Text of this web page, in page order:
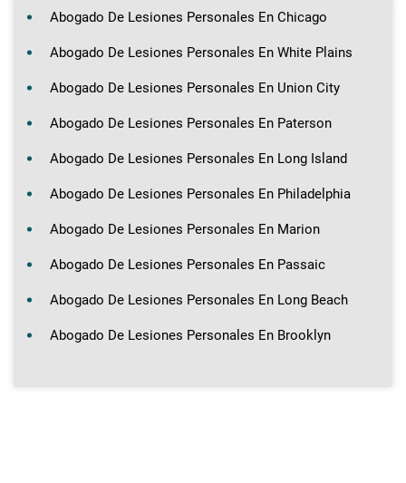
Abogado De Lesiones Personales En Chicago
Abogado De Lesiones Personales En White Plains
Abogado De Lesiones Personales En Union City
Abogado De Lesiones Personales En Paterson
Abogado De Lesiones Personales En Long Island
Abogado De Lesiones Personales En Philadelphia
Abogado De Lesiones Personales En Marion
Abogado De Lesiones Personales En Passaic
Abogado De Lesiones Personales En Long Beach
Abogado De Lesiones Personales En Brooklyn